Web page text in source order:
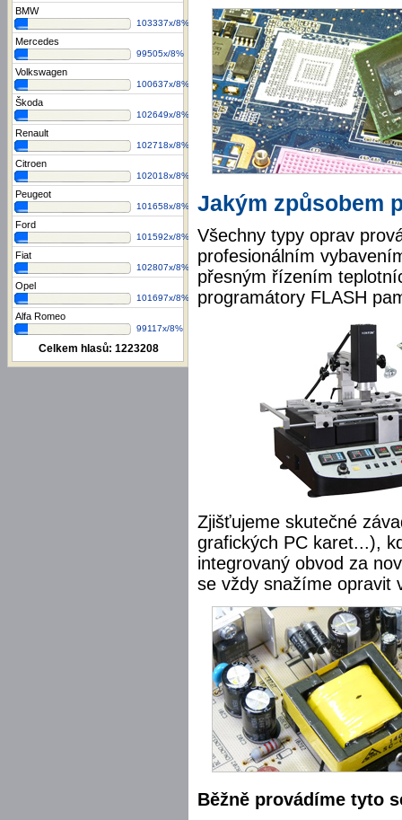
BMW
103337x/8%
Mercedes
99505x/8%
Volkswagen
100637x/8%
Škoda
102649x/8%
Renault
102718x/8%
Citroen
102018x/8%
Peugeot
101658x/8%
Ford
101592x/8%
Fiat
102807x/8%
Opel
101697x/8%
Alfa Romeo
99117x/8%
Celkem hlasů: 1223208
Jakým způsobem
Všechny typy oprav
profesionálním
přesným řízením
programátory FLASH
Zjišťujeme skutečné
grafických PC karet...),
integrovaný obvod za
se vždy snažíme opravit
Běžně provádíme tyto